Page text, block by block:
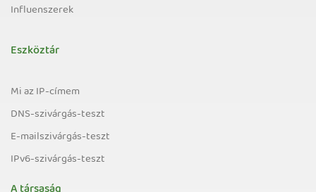
Influenszerek
Eszköztár
Mi az IP-címem
DNS-szivárgás-teszt
E-mailszivárgás-teszt
IPv6-szivárgás-teszt